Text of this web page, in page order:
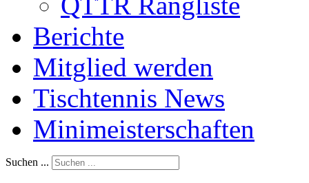
Berichte
Mitglied werden
Tischtennis News
Minimeisterschaften
Suchen ...